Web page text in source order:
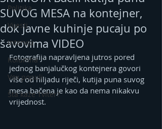
Politika
Vijesti
Intervju
Kolumna
Vox populi
Šta kaže Tviter?
SUVOG MESA na kontejner,
dok javne kuhinje pucaju po
šavovima VIDEO
Fotografija napravljena jutros pored
jednog banjalučkog kontejnera govori
više od hiljadu riječi, kutija puna suvog
mesa bačena je kao da nema nikakvu
vrijednost.